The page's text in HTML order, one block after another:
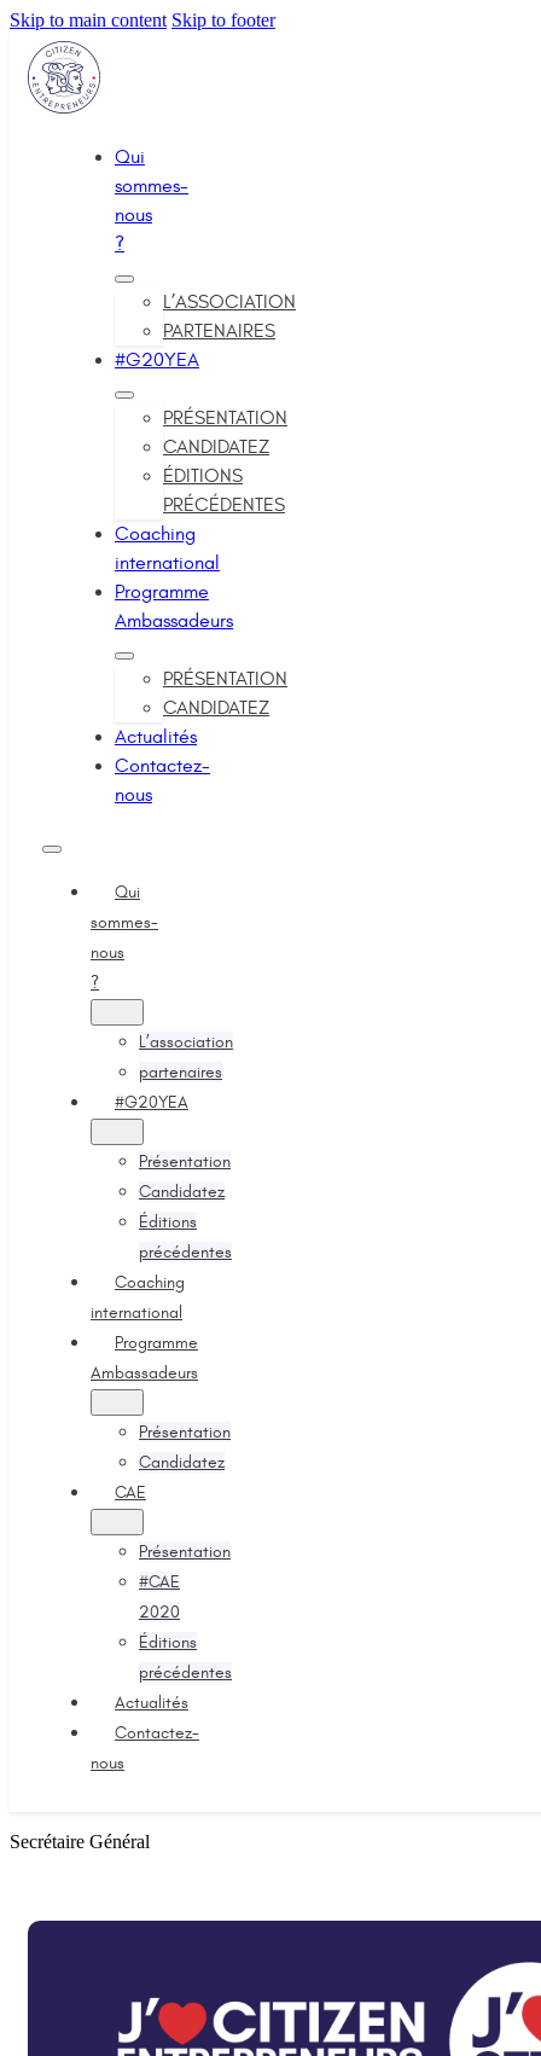
Skip to main content Skip to footer
Qui
sommes-
nous
?
L’ASSOCIATION
PARTENAIRES
#G20YEA
PRÉSENTATION
CANDIDATEZ
ÉDITIONS
PRÉCÉDENTES
Coaching
international
Programme
Ambassadeurs
PRÉSENTATION
CANDIDATEZ
Actualités
Contactez-
nous
Qui
sommes-
nous
?
L’association
partenaires
#G20YEA
Présentation
Candidatez
Éditions
précédentes
Coaching
international
Programme
Ambassadeurs
Présentation
Candidatez
CAE
Présentation
#CAE
2020
Éditions
précédentes
Actualités
Contactez-
nous
Secrétaire Général